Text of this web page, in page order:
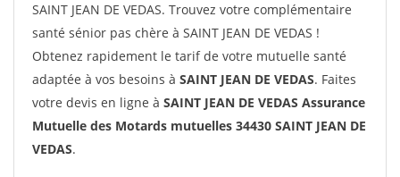
SAINT JEAN DE VEDAS. Trouvez votre complémentaire
santé sénior pas chère à SAINT JEAN DE VEDAS !
Obtenez rapidement le tarif de votre mutuelle santé
adaptée à vos besoins à SAINT JEAN DE VEDAS. Faites
votre devis en ligne à SAINT JEAN DE VEDAS Assurance
Mutuelle des Motards mutuelles 34430 SAINT JEAN DE
VEDAS.